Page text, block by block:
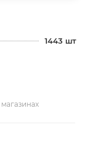
1443 шт